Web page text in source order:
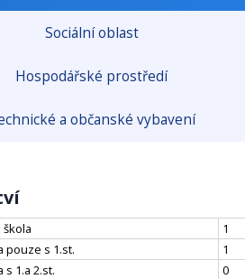
Sociální oblast
Hospodářské prostředí
a občanské vybavení
1
pouze s 1.st.
1
s 1.a 2.st.
0